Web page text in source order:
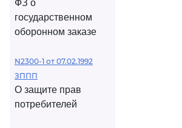
ФЗ о
государственном
оборонном заказе
N2300-1 от 07.02.1992
ЗППП
О защите прав
потребителей